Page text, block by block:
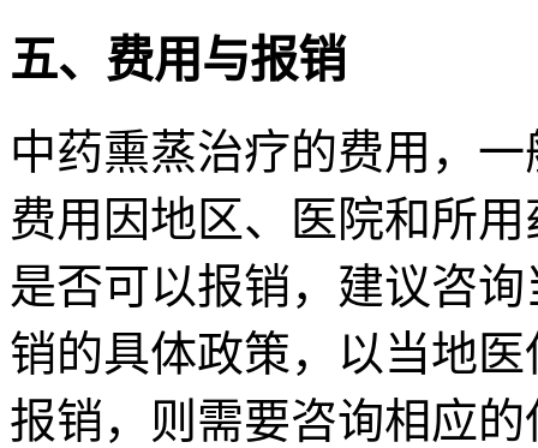
五、费用与报销
中药熏蒸治疗的费用，
费用因地区、医院和所
是否可以报销，建议咨
销的具体政策，以当地
报销，则需要咨询相应